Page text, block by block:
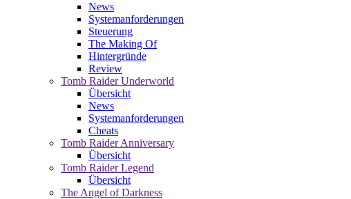
News
Systemanforderungen
Steuerung
The Making Of
Hintergründe
Review
Tomb Raider Underworld
Übersicht
News
Systemanforderungen
Cheats
Tomb Raider Anniversary
Übersicht
Tomb Raider Legend
Übersicht
The Angel of Darkness